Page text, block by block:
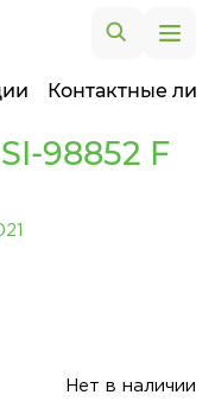
Контактные
98852 F
Нет в наличии